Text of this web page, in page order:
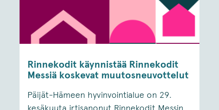
Rinnekodit käynnistää Rinnekodit
Messiä koskevat muutosneuvottelut
Päijät-Hämeen hyvinvointialue on 29.